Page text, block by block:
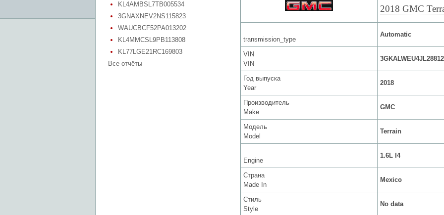
KL4AMBSL7TB005534
3GNAXNEV2NS115823
WAUCBCF52PA013202
KL4MMCSL9PB113808
KL77LGE21RC169803
Все отчёты
2018 GMC
transmission_type
Automatic
VIN
VIN
Год выпуска
Year
2018
Производитель
Make
GMC
Модель
Model
Terrain
Engine
1.6L I4
Страна
Made In
Mexico
Стиль
Style
No data